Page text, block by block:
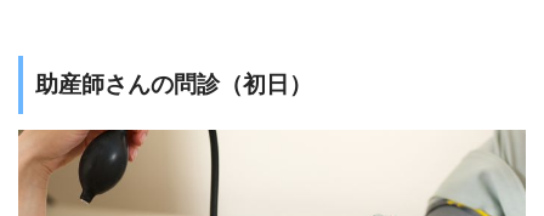
助産師さんの問診（初日）